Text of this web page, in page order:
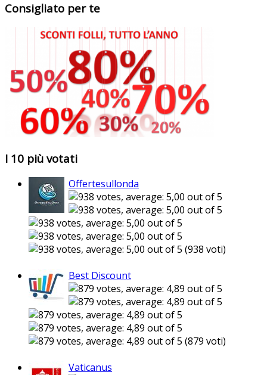
Consigliato per te
I 10 più votati
Offertesullonda
(938 voti)
Best Discount
(879 voti)
Vaticanus